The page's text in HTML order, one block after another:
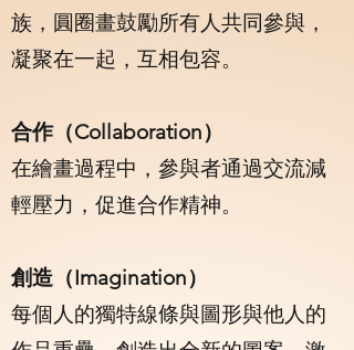
族，圓圈畫鼓勵所有人共同參與，
凝聚在一起，互相包容。
合作（Collaboration）
在繪畫過程中，參與者通過交流減
輕壓力，促進合作精神。
創造（Imagination）
每個人的獨特線條與圖形與他人的